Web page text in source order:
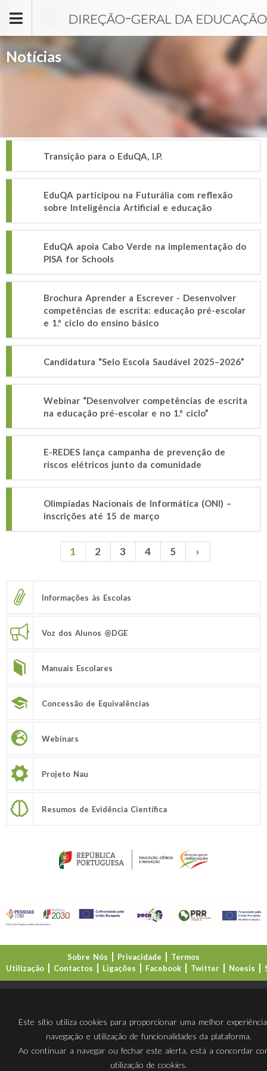
Notícias
Transição para o EduQA, I.P.
EduQA participou na Futurália com reflexão
sobre Inteligência Artificial e educação
EduQA apoia Cabo Verde na implementação do
PISA for Schools
Brochura Aprender a Escrever - Desenvolver
competências de escrita: educação pré-escolar
e 1.º ciclo do ensino básico
Candidatura “Selo Escola Saudável 2025–2026”
Webinar “Desenvolver competências de escrita
na educação pré-escolar e no 1.º ciclo”
E-REDES lança campanha de prevenção de
riscos elétricos junto da comunidade
Olimpíadas Nacionais de Informática (ONI) –
inscrições até 15 de março
1 2 3 4 5 ›
Informações às Escolas
Voz dos Alunos @DGE
Manuais Escolares
Concessão de Equivalências
Webinars
Projeto Nau
Resumos de Evidência Científica
Sobre Nós Privacidade
Termos
Utilização
Contactos Ligações Facebook Twitter Noesis
Este sítio utiliza cookies para proporcionar uma melhor
navegação e utilização de funcionalidades da plataforma.
Ao continuar a navegar ou fechar este alerta, está a concordar
utilização de cookies.